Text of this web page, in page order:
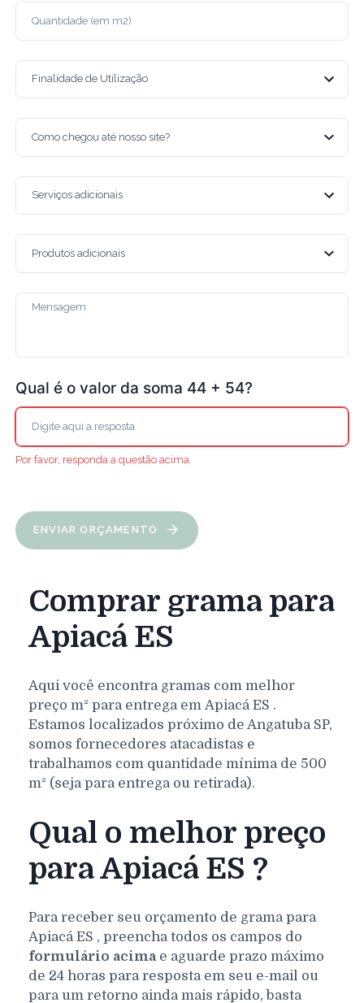
Qual é o valor da soma 44 + 54?
Por favor, responda a questão acima.
ENVIAR ORÇAMENTO
Comprar grama para
Apiacá ES
Aqui você encontra gramas com melhor
preço m² para entrega em Apiacá ES .
Estamos localizados próximo de Angatuba SP,
somos fornecedores atacadistas e
trabalhamos com quantidade mínima de 500
m² (seja para entrega ou retirada).
Qual o melhor preço
para Apiacá ES ?
Para receber seu orçamento de grama para
Apiacá ES , preencha todos os campos do
formulário acima e aguarde prazo máximo
de 24 horas para resposta em seu e-mail ou
para um retorno ainda mais rápido, basta